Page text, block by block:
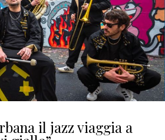
il jazz viaggia a